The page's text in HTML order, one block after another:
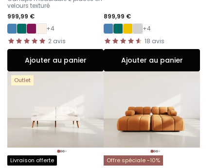
velours texturé
999,99 €
+4
2 avis
Ajouter au panier
899,99 €
+4
18 avis
Ajouter au panier
Outlet
Livraison offerte Offre spéciale -10%